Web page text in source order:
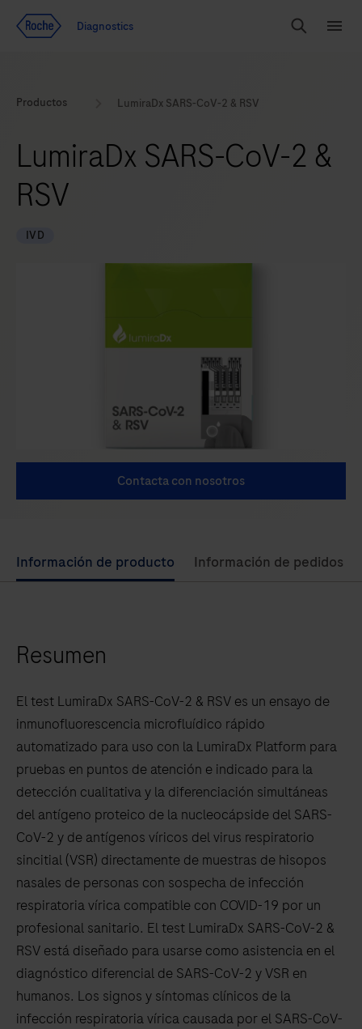
Diagnostics
Buscar
Productos LumiraDx SARS-CoV-2 & RSV
LumiraDx SARS-CoV-2 &
RSV
IVD
Contacta con nosotros
Use
left
arrow
to
scroll
between
the
tabs
Información de producto Información de pedidos
Resumen
El test LumiraDx SARS-CoV-2 & RSV es un ensayo de
inmunofluorescencia microfluídico rápido
automatizado para uso con la LumiraDx Platform para
pruebas en puntos de atención e indicado para la
detección cualitativa y la diferenciación simultáneas
del antígeno proteico de la nucleocápside del SARS-
CoV-2 y de antígenos víricos del virus respiratorio
sincitial (VSR) directamente de muestras de hisopos
nasales de personas con sospecha de infección
respiratoria vírica compatible con COVID-19 por un
profesional sanitario. El test LumiraDx SARS-CoV-2 &
RSV está diseñado para usarse como asistencia en el
diagnóstico diferencial de SARS-CoV-2 y VSR en
humanos. Los signos y síntomas clínicos de la
infección respiratoria vírica causada por el SARS-CoV-